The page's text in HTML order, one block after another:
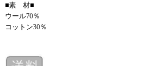
■素 材■
ウール70％
コットン30％